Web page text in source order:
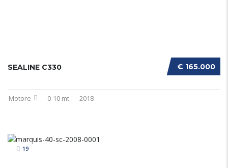
€ 165.000
SEALINE C330
Motore 0-10 mt 2018
19